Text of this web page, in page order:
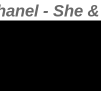
- She